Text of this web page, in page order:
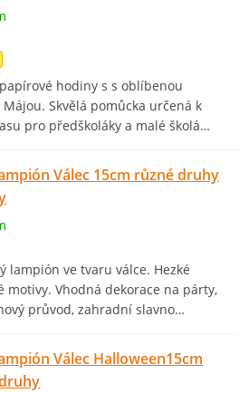
hodiny s s oblíbenou
Májou. Skvělá pomůcka určená k
pro předškoláky a malé školá…
Válec 15cm různé druhy
lampión ve tvaru válce. Hezké
motivy. Vhodná dekorace na párty,
průvod, zahradní slavno…
Válec Halloween15cm